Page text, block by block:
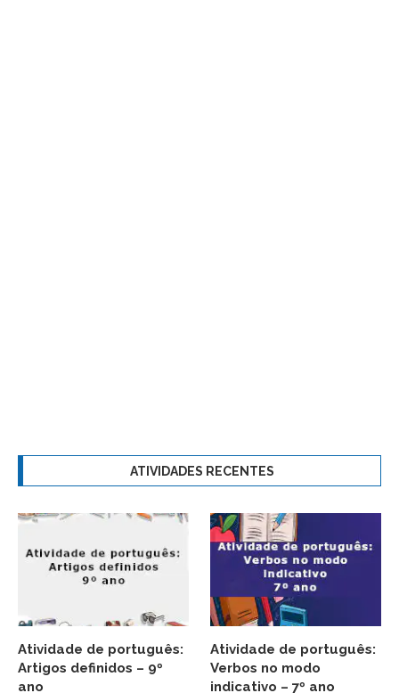
ATIVIDADES RECENTES
Atividade de português:
Artigos definidos – 9º
ano
Atividade de português:
Verbos no modo
indicativo – 7º ano